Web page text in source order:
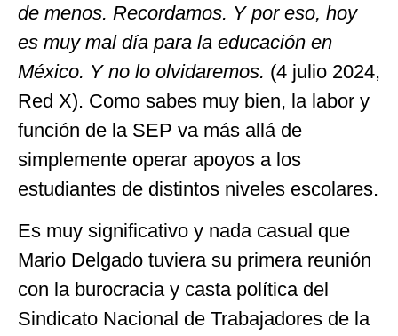
de menos. Recordamos. Y por eso, hoy
es muy mal día para la educación en
México. Y no lo olvidaremos. (4 julio 2024,
Red X). Como sabes muy bien, la labor y
función de la SEP va más allá de
simplemente operar apoyos a los
estudiantes de distintos niveles escolares.
Es muy significativo y nada casual que
Mario Delgado tuviera su primera reunión
con la burocracia y casta política del
Sindicato Nacional de Trabajadores de la